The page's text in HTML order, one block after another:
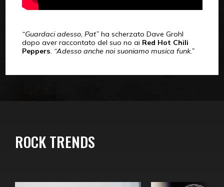
“Guardaci adesso, Pat”ha scherzato Dave Grohl
dopo aver raccontato del suo no ai Red Hot Chili
Peppers. “Adesso anche noi suoniamo musica funk.”
ROCK TRENDS